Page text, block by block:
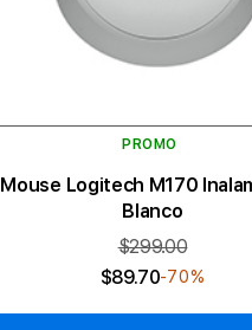
PROMO
Mouse Logitech M170
Blanco
$299.00
$89.70-70%